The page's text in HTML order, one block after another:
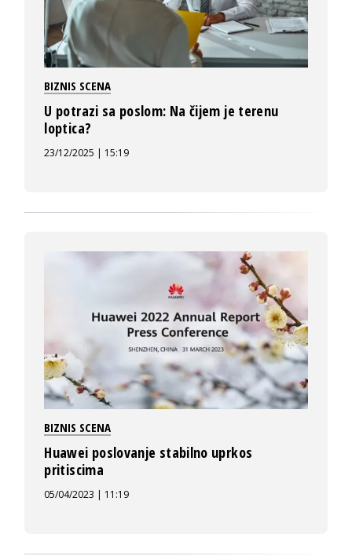
BIZNIS SCENA
U potrazi sa poslom: Na čijem je terenu
loptica?
23/12/2025 | 15:19
BIZNIS SCENA
Huawei poslovanje stabilno uprkos
pritiscima
05/04/2023 | 11:19